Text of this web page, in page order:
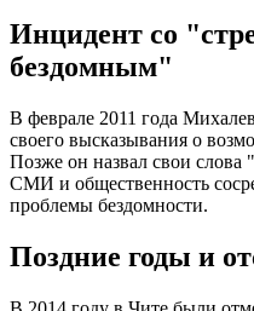
Инцидент со
бездомным"
В феврале 2011 года
своего высказывания о
Позже он назвал свои
СМИ и общественность
проблемы бездомности.
Поздние годы и